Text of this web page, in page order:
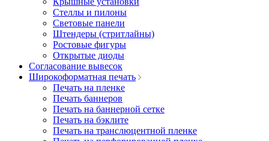
Стеллы и пилоны
Световые панели
Штендеры (стритлайны)
Ростовые фигуры
Открытые диоды
Согласование вывесок
Широкоформатная печать
Печать на пленке
Печать баннеров
Печать на баннерной сетке
Печать на бэклите
Печать на транслюцентной пленке